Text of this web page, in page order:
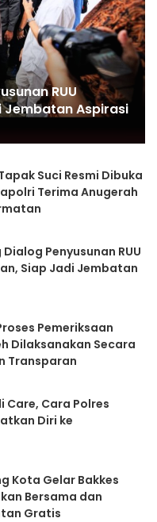
RUU
Jembatan Aspirasi
di
Suci Resmi Dibuka
Terima Anugerah
Penyusunan RUU
Siap Jadi Jembatan
Pemeriksaan
Dilaksanakan Secara
Transparan
Care, Cara Polres
Diri ke
Kota Gelar Bakkes
Bersama dan
Gratis